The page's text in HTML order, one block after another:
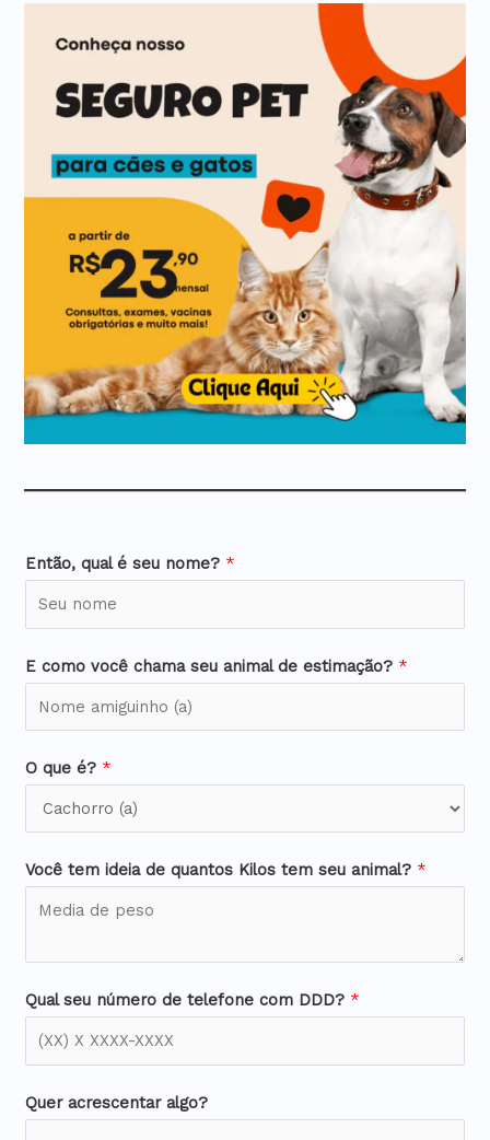
Então, qual é seu nome? *
E como você chama seu animal de estimação? *
O que é? *
Você tem ideia de quantos Kilos tem seu animal? *
Qual seu número de telefone com DDD? *
Quer acrescentar algo?